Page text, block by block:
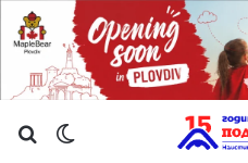
Търсене ...